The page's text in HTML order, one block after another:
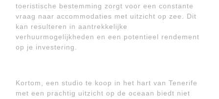
toeristische bestemming zorgt voor een constante
vraag naar accommodaties met uitzicht op zee. Dit
kan resulteren in aantrekkelijke
verhuurmogelijkheden en een potentieel rendement
op je investering.
Kortom, een studio te koop in het hart van Tenerife
met een prachtig uitzicht op de oceaan biedt niet